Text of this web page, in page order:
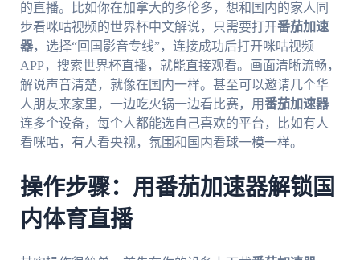
的直播。比如你在加拿大的多伦多，想和国内的家人同
步看咪咕视频的世界杯中文解说，只需要打开番茄加速
器，选择“回国影音专线”，连接成功后打开咪咕视频
APP，搜索世界杯直播，就能直接观看。画面清晰流畅，
解说声音清楚，就像在国内一样。甚至可以邀请几个华
人朋友来家里，一边吃火锅一边看比赛，用番茄加速器
连多个设备，每个人都能选自己喜欢的平台，比如有人
看咪咕，有人看央视，氛围和国内看球一模一样。
操作步骤：用番茄加速器解锁国
内体育直播